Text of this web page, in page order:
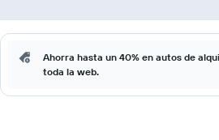
Ahorra hasta un 40% en autos de
toda la web.